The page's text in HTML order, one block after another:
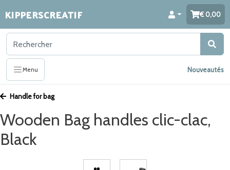
KIPPERSCREATIF 0,00
Menu Nouveautés
Handle for bag
Wooden Bag handles clic-clac,
Black